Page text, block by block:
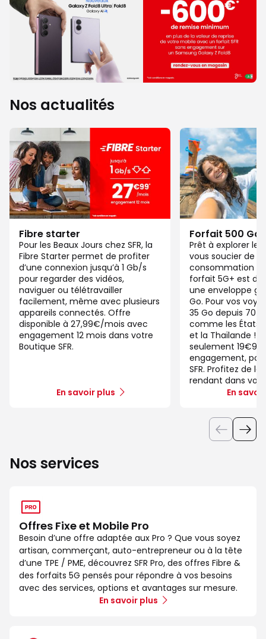
Nos actualités
Fibre starter
Pour les Beaux Jours chez SFR, la
Fibre Starter permet de profiter
d’une connexion jusqu’à 1 Gb/s
pour regarder des vidéos,
naviguer ou télétravailler
facilement, même avec plusieurs
appareils connectés. Offre
disponible à 27,99€/mois avec
engagement 12 mois dans votre
Boutique SFR.
En savoir plus
Forfait 500 Go
Prêt à explorer le
vous soucier de
consommation
forfait 5G+ est
une enveloppe
Go. Pour vos
35 Go depuis 70
comme les États-
et la Thaïlande !
seulement
engagement,
SFR. Profitez de
rendant dans
En
Nos services
Offres Fixe et Mobile Pro
Besoin d’une offre adaptée aux Pro ? Que vous soyez
artisan, commerçant, auto-entrepreneur ou à la tête
d’une TPE / PME, découvrez SFR Pro, des offres Fibre &
des forfaits 5G pensés pour répondre à vos besoins
avec des services, options et avantages sur mesure.
En savoir plus